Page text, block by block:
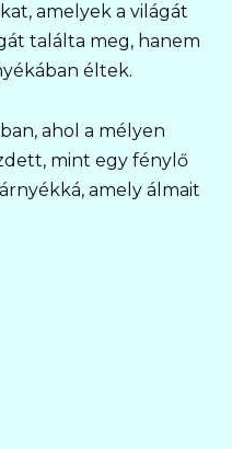
amelyek a világát
találta meg, hanem
éltek.
ahol a mélyen
mint egy fénylő
amely álmait